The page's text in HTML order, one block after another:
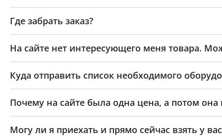
Где забрать заказ?
На сайте нет интересующего меня товара.
Куда отправить список необходимого
Почему на сайте была одна цена, а потом она
Могу ли я приехать и прямо сейчас взять у